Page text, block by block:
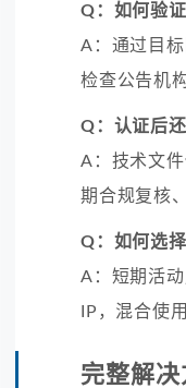
Q：如何验
A：通过目标
检查公告机
Q：认证后
A：技术文
期合规复核
Q：如何选择
A：短期活
IP，混合使
完整解决